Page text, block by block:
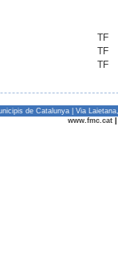
TF
TF
TF
de Catalunya | Via
www.fmc.cat